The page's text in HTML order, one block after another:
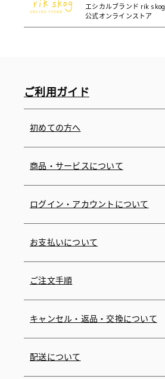
エシカルブランド rik skog
公式オンラインストア
ご利用ガイド
初めての方へ
商品・サービスについて
ログイン・アカウントについて
お支払いについて
ご注文手順
キャンセル・返品・交換について
配送について